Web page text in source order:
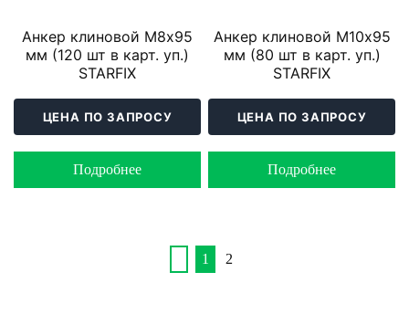
Анкер клиновой М8х95
мм (120 шт в карт. уп.)
STARFIX
ЦЕНА ПО ЗАПРОСУ
Подробнее
Анкер клиновой М10х95
мм (80 шт в карт. уп.)
STARFIX
ЦЕНА ПО ЗАПРОСУ
Подробнее
1 2